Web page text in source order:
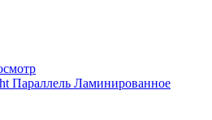
Параллель Ламинированное